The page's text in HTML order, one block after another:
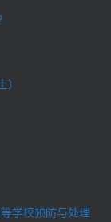
学校预防与处理